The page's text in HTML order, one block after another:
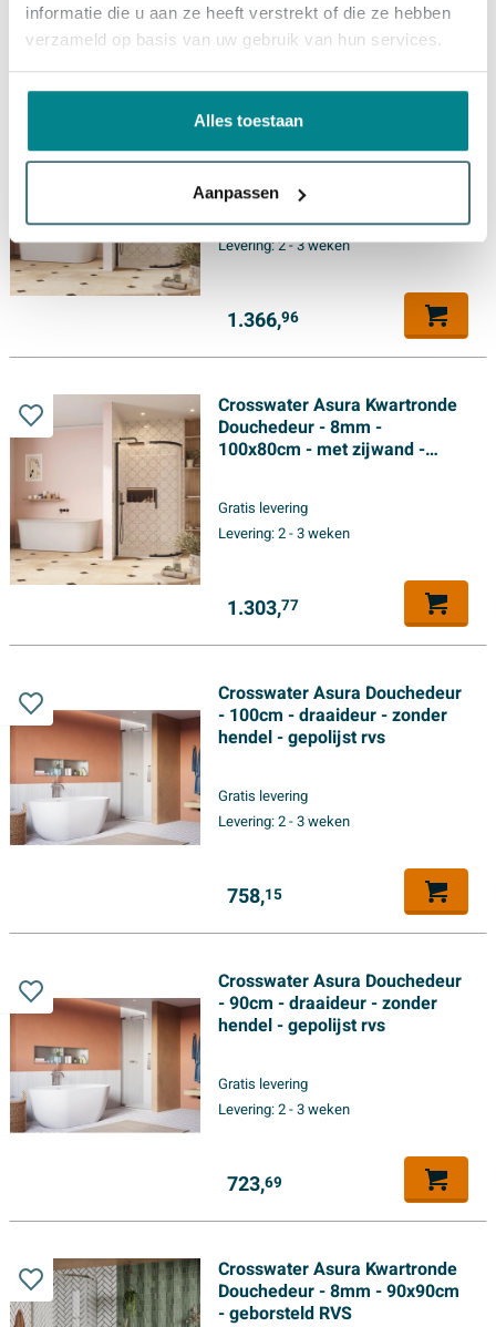
informatie die u aan ze heeft verstrekt of die ze hebben
verzameld op basis van uw gebruik van hun services.
Alles toestaan
Aanpassen
1.424, 39
Crosswater Asura Kwartronde
120x80cm - met zijwand -
hendel gecanneleerd - mat
zwart
Gratis levering
Levering:2 - 3 weken
1.366,96
Crosswater Asura Kwartronde
Douchedeur - 8mm -
100x80cm - met zijwand -
Gratis levering
Levering:2 - 3 weken
1.303,77
Crosswater Asura Douchedeur
- 100cm - draaideur - zonder
hendel - gepolijst rvs
Gratis levering
Levering:2 - 3 weken
758,15
Crosswater Asura Douchedeur
- 90cm - draaideur - zonder
hendel - gepolijst rvs
Gratis levering
Levering:2 - 3 weken
723,69
Crosswater Asura Kwartronde
Douchedeur - 8mm - 90x90cm
- geborsteld RVS